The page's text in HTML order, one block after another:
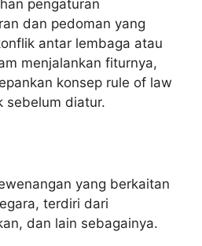
pengaturan
dan pedoman yang
antar lembaga atau
menjalankan fiturnya,
konsep rule of law
sebelum diatur.
yang berkaitan
terdiri dari
dan lain sebagainya.